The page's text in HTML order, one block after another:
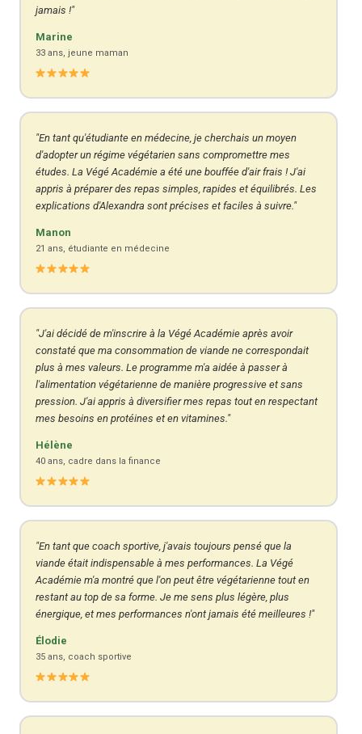
jamais !"
Marine
33 ans, jeune maman
"En tant qu'étudiante en médecine, je cherchais un moyen
d'adopter un régime végétarien sans compromettre mes
études. La Végé Académie a été une bouffée d'air frais ! J'ai
appris à préparer des repas simples, rapides et équilibrés. Les
explications d'Alexandra sont précises et faciles à suivre."
Manon
21 ans, étudiante en médecine
"J'ai décidé de m'inscrire à la Végé Académie après avoir
constaté que ma consommation de viande ne correspondait
plus à mes valeurs. Le programme m'a aidée à passer à
l'alimentation végétarienne de manière progressive et sans
pression. J'ai appris à diversifier mes repas tout en respectant
mes besoins en protéines et en vitamines."
Hélène
40 ans, cadre dans la finance
"En tant que coach sportive, j'avais toujours pensé que la
viande était indispensable à mes performances. La Végé
Académie m'a montré que l'on peut être végétarienne tout en
restant au top de sa forme. Je me sens plus légère, plus
énergique, et mes performances n'ont jamais été meilleures !"
Élodie
35 ans, coach sportive